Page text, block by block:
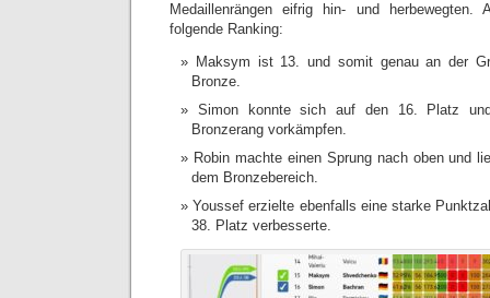
Medaillenrängen eifrig hin- und
folgende Ranking:
Maksym ist 13. und somit genau an der
Bronze.
Simon konnte sich auf den 16. Platz
Bronzerang vorkämpfen.
Robin machte einen Sprung nach oben und
dem Bronzebereich.
Youssef erzielte ebenfalls eine starke
38. Platz verbesserte.